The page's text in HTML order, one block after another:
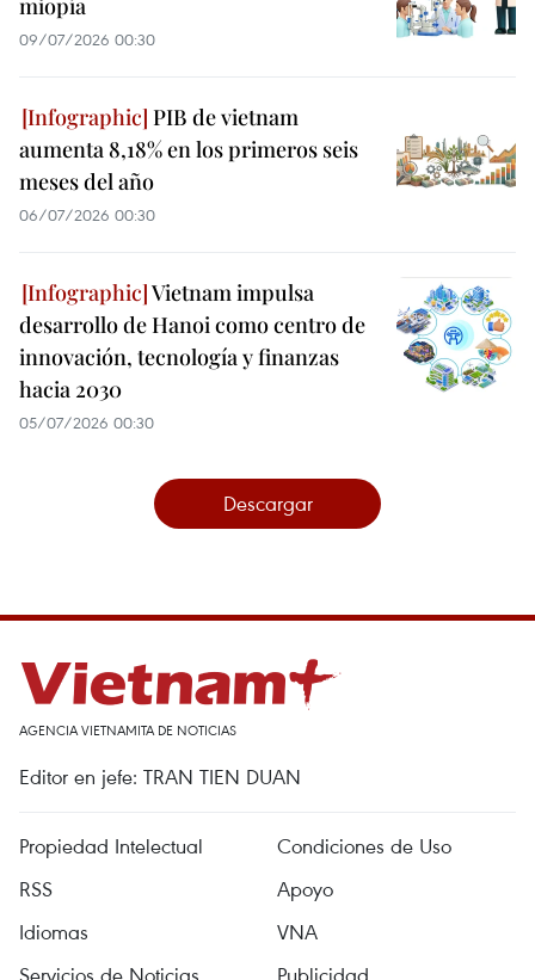
miopía
09/07/2026 00:30
PIB de vietnam
aumenta 8,18% en los primeros seis
meses del año
06/07/2026 00:30
Vietnam impulsa
desarrollo de Hanoi como centro de
innovación, tecnología y finanzas
hacia 2030
05/07/2026 00:30
Descargar
AGENCIA VIETNAMITA DE NOTICIAS
Editor en jefe: TRAN TIEN DUAN
Propiedad Intelectual
Condiciones de Uso
RSS
Apoyo
Idiomas
VNA
Servicios de Noticias
Publicidad